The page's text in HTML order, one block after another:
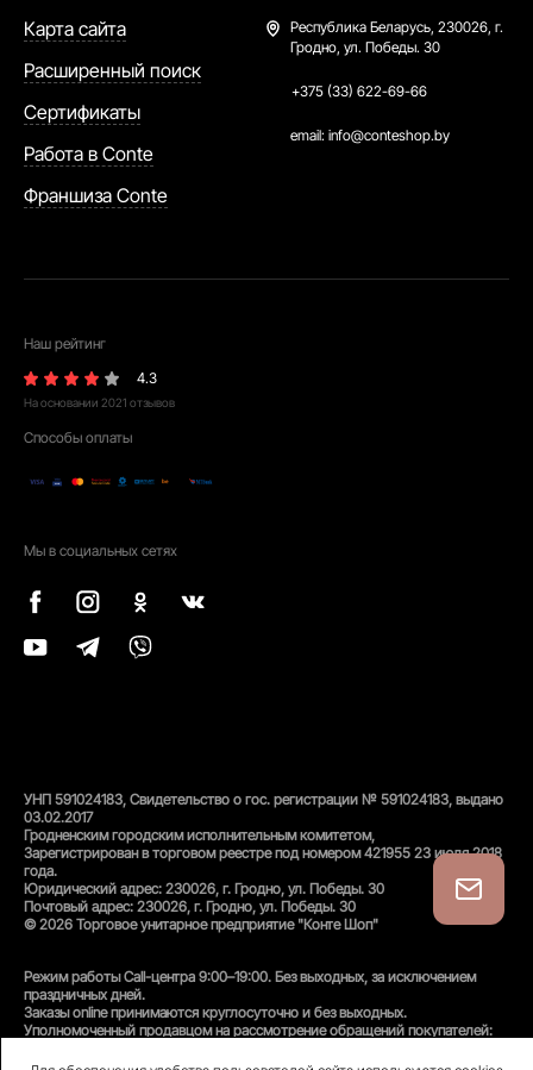
Карта сайта
Расширенный поиск
Сертификаты
Работа в Conte
Франшиза Conte
Республика Беларусь, 230026, г.
Гродно, ул. Победы. 30
+375 (33) 622-69-66
email: info@conteshop.by
Наш рейтинг
4.3
На основании 2021 отзывов
Способы оплаты
Мы в социальных сетях
УНП 591024183, Свидетельство о гос. регистрации № 591024183, выдано
03.02.2017
Гродненским городским исполнительным комитетом,
Зарегистрирован в торговом реестре под номером 421955 23 июля 2018
года.
Юридический адрес: 230026, г. Гродно, ул. Победы. 30
Почтовый адрес: 230026, г. Гродно, ул. Победы. 30
© 2026 Торговое унитарное предприятие "Конте Шоп"
Режим работы Call-центра 9:00–19:00. Без выходных, за исключением
праздничных дней.
Заказы online принимаются круглосуточно и без выходных.
Уполномоченный продавцом на рассмотрение обращений покупателей:
Унитарного предприятия «Конте Шоп», тел:+375(152)50-94-35, email: